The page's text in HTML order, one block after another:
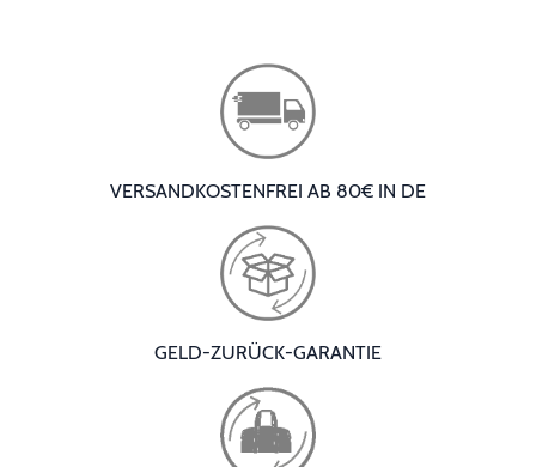
VERSANDKOSTENFREI AB 80€ IN DE
GELD-ZURÜCK-GARANTIE